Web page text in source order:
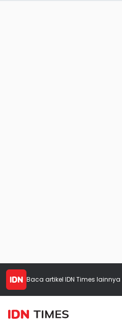
Baca artikel IDN Times lainnya